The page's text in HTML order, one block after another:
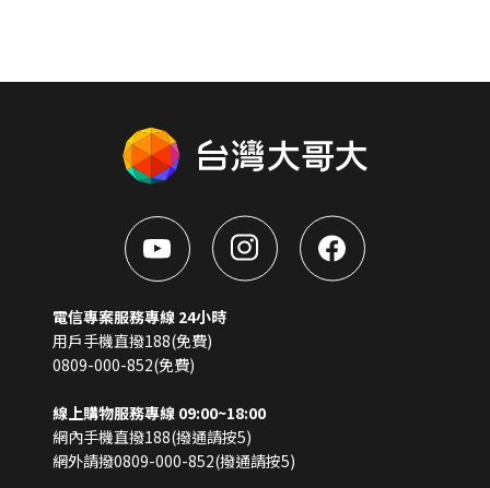
電信專案服務專線 24小時
用戶手機直撥188(免費)
0809-000-852(免費)
線上購物服務專線 09:00~18:00
網內手機直撥188(撥通請按5)
網外請撥0809-000-852(撥通請按5)